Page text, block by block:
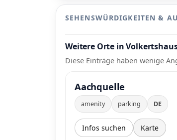
SEHENSWÜRDIGKEITEN &
Weitere Orte in
Diese Einträge haben wenige
Aachquelle
amenity parking DE
Infos suchen Karte